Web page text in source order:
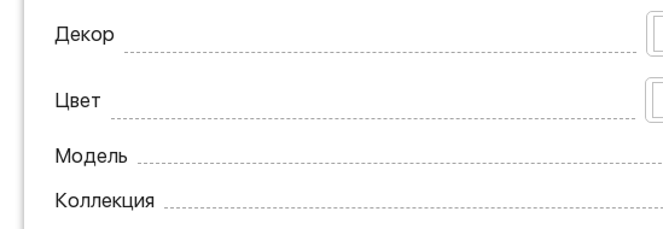
Декор
Цвет
Модель
Коллекция